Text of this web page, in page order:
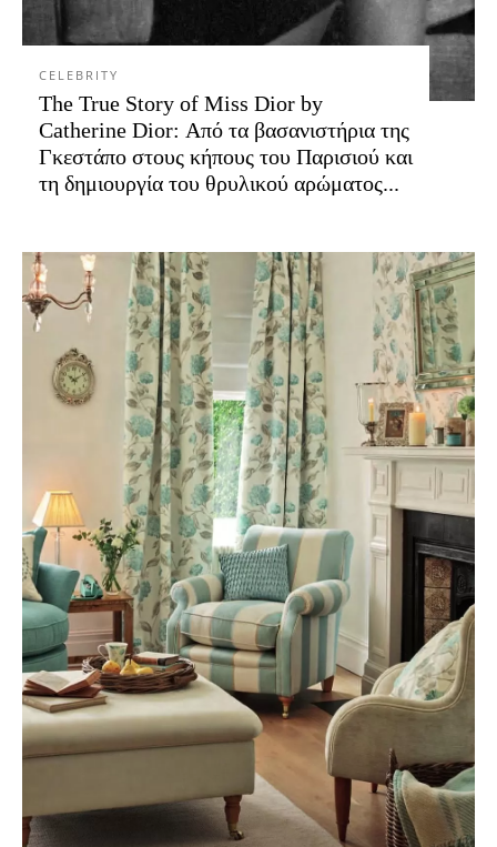
CELEBRITY
The True Story of Miss Dior by
Catherine Dior: Από τα βασανιστήρια της
Γκεστάπο στους κήπους του Παρισιού και
τη δημιουργία του θρυλικού αρώματος...